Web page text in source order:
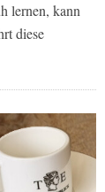
lernen, kann
diese